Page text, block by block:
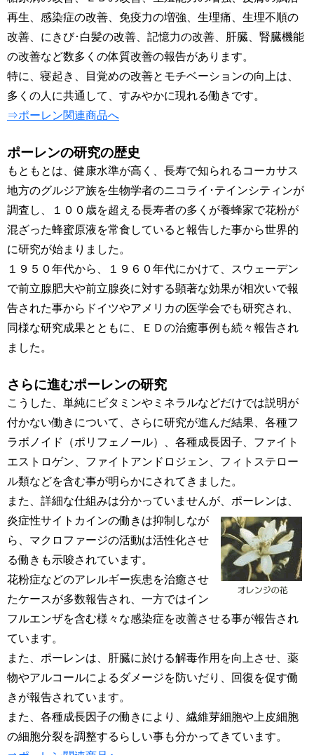
再生、感染症の改善、免疫力の増強、生理痛、生理不順の
改善、にきび･白髪の改善、記憶力の改善、肝臓、腎臓機能
の改善など数多くの体質改善の報告があります。
特に、寝起き、目覚めの改善とモチベーションの向上は、
多くの人に共通して、すみやかに現れる働きです。
⇒ポーレン関連商品へ
ポーレンの研究の歴史
もともとは、健康水準が高く、長寿で知られるコーカサス
地方のグルジア族を生物学者のニコライ･テインシティンが
調査し、１００歳を超える長寿者の多くが養蜂家で花粉が
混ざった蜂蜜原液を常食していると報告した事から世界的
に研究が始まりました。
１９５０年代から、１９６０年代にかけて、スウェーデン
で前立腺肥大や前立腺炎に対する顕著な効果が相次いで報
告された事からドイツやアメリカの医学会でも研究され、
同様な研究成果とともに、ＥＤの治癒事例も続々報告され
ました。
さらに進むポーレンの研究
こうした、単純にビタミンやミネラルなどだけでは説明が
付かない働きについて、さらに研究が進んだ結果、各種フ
ラボノイド（ポリフェノール）、各種成長因子、ファイト
エストロゲン、ファイトアンドロジェン、フィトステロー
ル類などを含む事が明らかにされてきました。
また、詳細な仕組みは分かっていませんが、ポーレンは、
炎症性サイトカインの働き は抑制しなが
ら、マクロファージの活動は活性化させ
る働きも示唆されています。
花粉症などのアレルギー疾患を治癒させ
たケースが多数報告され、一方ではイン
フルエンザを含む様々な感染症を改善させる事が報告され
ています。
また、ポーレンは、肝臓に於ける解毒作用を向上させ、薬
物やアルコールによるダメージを防いだり、回復を促す働
きが報告されています。
また、各種成長因子の働きにより、繊維芽細胞や上皮細胞
の細胞分裂を調整するらしい事も分かってきています。